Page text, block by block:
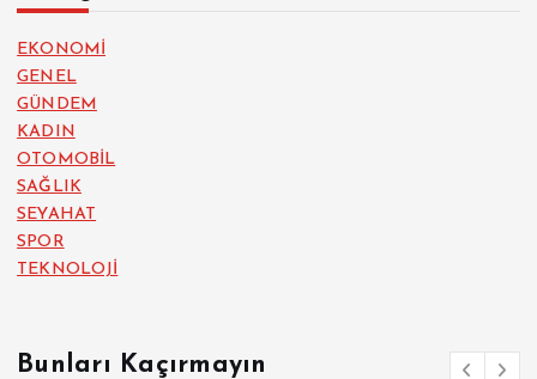
EKONOMİ
GENEL
GÜNDEM
KADIN
OTOMOBİL
SAĞLIK
SEYAHAT
SPOR
TEKNOLOJİ
Bunları Kaçırmayın